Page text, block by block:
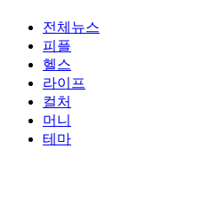
전체뉴스
피플
헬스
라이프
컬처
머니
테마